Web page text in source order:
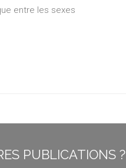
entre les sexes
PUBLICATIONS ?